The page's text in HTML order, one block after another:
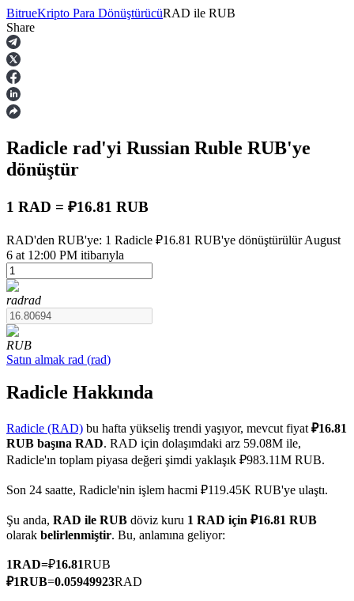
Vadeli İşlemler
USDT Vadeli İşlemleri
Teminat olarak USDT kullanan vadeli işlemler
COIN-M Vadeli İşlemleri
Kripto Para Vadeli İşlemleri
Hisse senetleri, döviz, değerli metaller ve emtia türevleri
BitrueKripto Para DönüştürücüRAD ile RUB
Share
Radicle rad'yi Russian Ruble RUB'ye
dönüştür
1 RAD = ₽16.81 RUB
RAD'den RUB'ye: 1 Radicle ₽16.81 RUB'ye dönüştürülür August
6 at 12:00 PM itibarıyla
radrad
RUB
Satın almak rad (rad)
Radicle Hakkında
Radicle (RAD) bu hafta yükseliş trendi yaşıyor, mevcut fiyat ₽16.81
RUB başına RAD. RAD için dolaşımdaki arz 59.08M ile,
Radicle'ın toplam piyasa değeri şimdi yaklaşık ₽983.11M RUB.
Son 24 saatte, Radicle'nin işlem hacmi ₽119.45K RUB'ye ulaştı.
Şu anda, RAD ile RUB döviz kuru 1 RAD için ₽16.81 RUB
olarak belirlenmiştir. Bu, anlamına geliyor:
1RAD=₽16.81RUB
₽1RUB=0.05949923RAD